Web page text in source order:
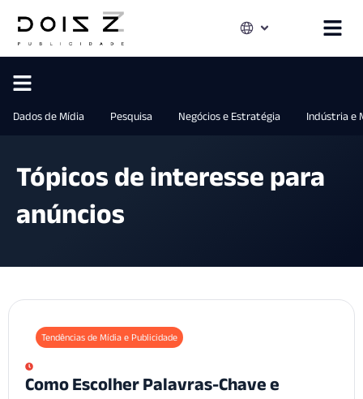
Dados de Mídia Pesquisa Negócios e Estratégia Indústria e
Tópicos de interesse para
anúncios
Tendências de Mídia e Publicidade
Como Escolher Palavras-Chave e